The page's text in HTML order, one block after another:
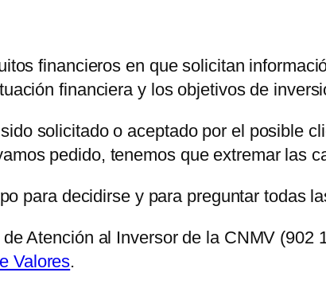
financieros en que solicitan
financiera y los objetivos de
solicitado o aceptado por el posible
pedido, tenemos que extremar las
para decidirse y para preguntar todas
Atención al Inversor de la CNMV (902
Valores.